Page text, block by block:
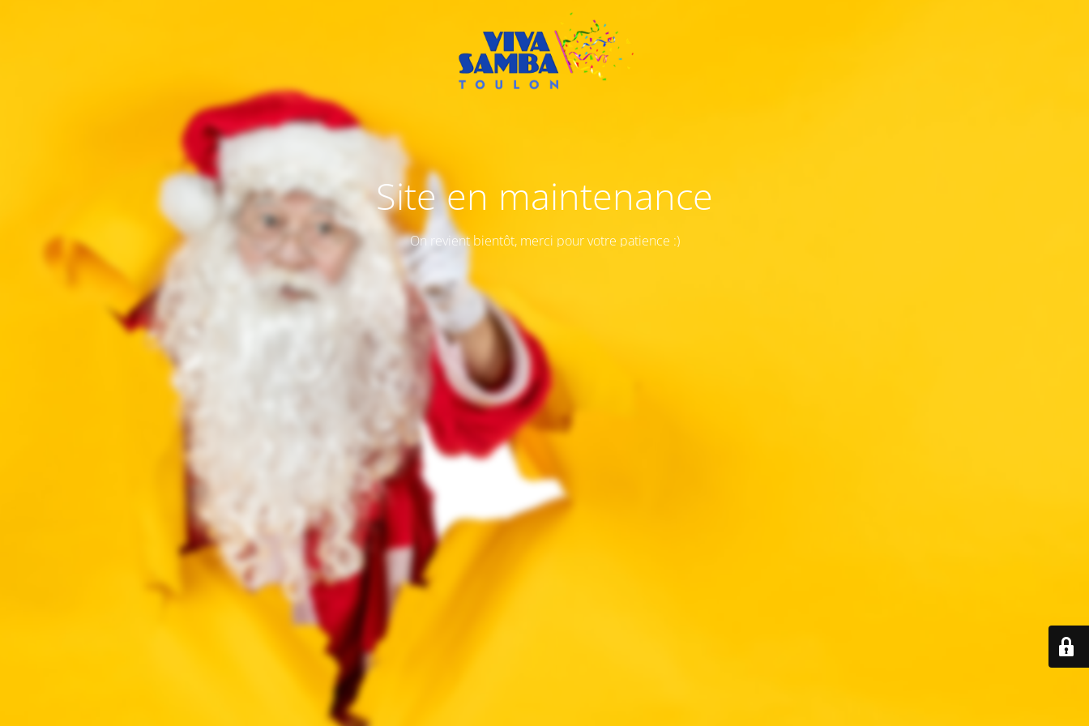
Site en maintenance
On revient bientôt, merci pour votre patience :)